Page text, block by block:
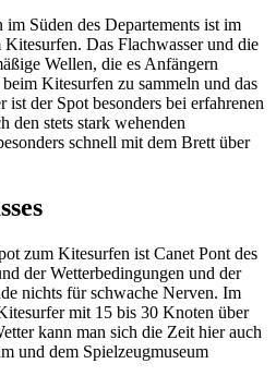
Süden des Departements ist im
Das Flachwasser und die
Wellen, die es Anfängern
Kitesurfen zu sammeln und das
ist der Spot besonders bei erfahrenen
den stets stark wehenden
schnell mit dem Brett über
zum Kitesurfen ist Canet Pont des
der Wetterbedingungen und der
nichts für schwache Nerven. Im
mit 15 bis 30 Knoten über
kann man sich die Zeit hier auch
und dem Spielzeugmuseum